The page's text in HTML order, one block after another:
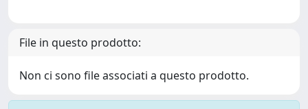
File in questo prodotto:
Non ci sono file associati a questo prodotto.